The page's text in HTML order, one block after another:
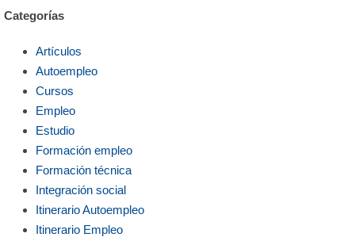
Categorías
Artículos
Autoempleo
Cursos
Empleo
Estudio
Formación empleo
Formación técnica
Integración social
Itinerario Autoempleo
Itinerario Empleo